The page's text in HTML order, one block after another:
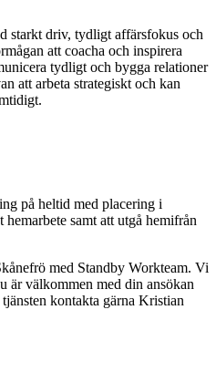
starkt driv, tydligt affärsfokus och
att coacha och inspirera
tydligt och bygga relationer
att arbeta strategiskt och kan
på heltid med placering i
samt att utgå hemifrån
med Standby Workteam. Vi
är välkommen med din ansökan
kontakta gärna Kristian